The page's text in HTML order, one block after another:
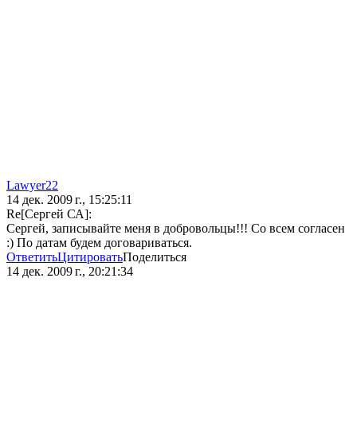
Lawyer22
14 дек. 2009 г., 15:25:11
Re[Сергей СА]:
Сергей, записывайте меня в добровольцы!!! Со всем согласен
:) По датам будем договариваться.
ОтветитьЦитироватьПоделиться
14 дек. 2009 г., 20:21:34